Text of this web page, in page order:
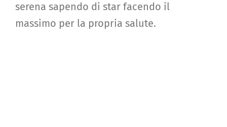
serena sapendo di star facendo il
massimo per la propria salute.